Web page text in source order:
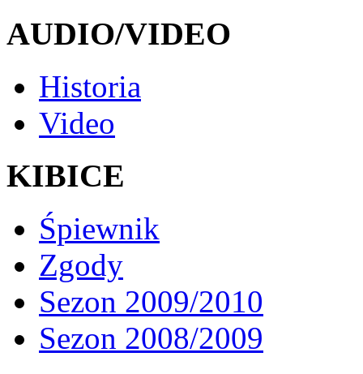
AUDIO/VIDEO
Historia
Video
KIBICE
Śpiewnik
Zgody
Sezon 2009/2010
Sezon 2008/2009